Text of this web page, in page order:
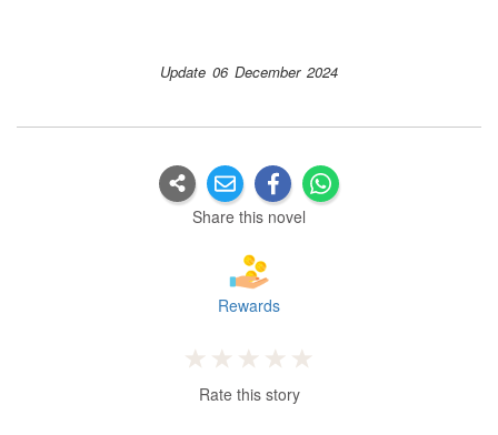
Update 06 December 2024
Share this novel
Rewards
Rate this story